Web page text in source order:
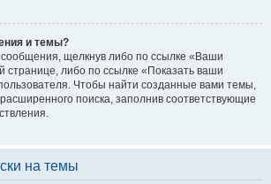
и темы?
щелкнув либо по ссылке «Ваши
странице, либо по ссылке «Показать ваши
Чтобы найти созданные вами темы,
поиска, заполнив соответствующие
на темы